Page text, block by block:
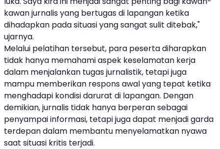
kawan jurnalis yang bertugas di lapangan ketika
dihadapkan pada situasi yang sangat sulit ditebak,"
ujarnya.
Melalui pelatihan tersebut, para peserta diharapkan
tidak hanya memahami aspek keselamatan kerja
dalam menjalankan tugas jurnalistik, tetapi juga
mampu memberikan respons awal yang tepat ketika
menghadapi kondisi darurat di lapangan. Dengan
demikian, jurnalis tidak hanya berperan sebagai
penyampai informasi, tetapi juga dapat menjadi garda
terdepan dalam membantu menyelamatkan nyawa
saat situasi kritis terjadi.